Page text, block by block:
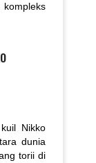
Nikko
dunia
torii di